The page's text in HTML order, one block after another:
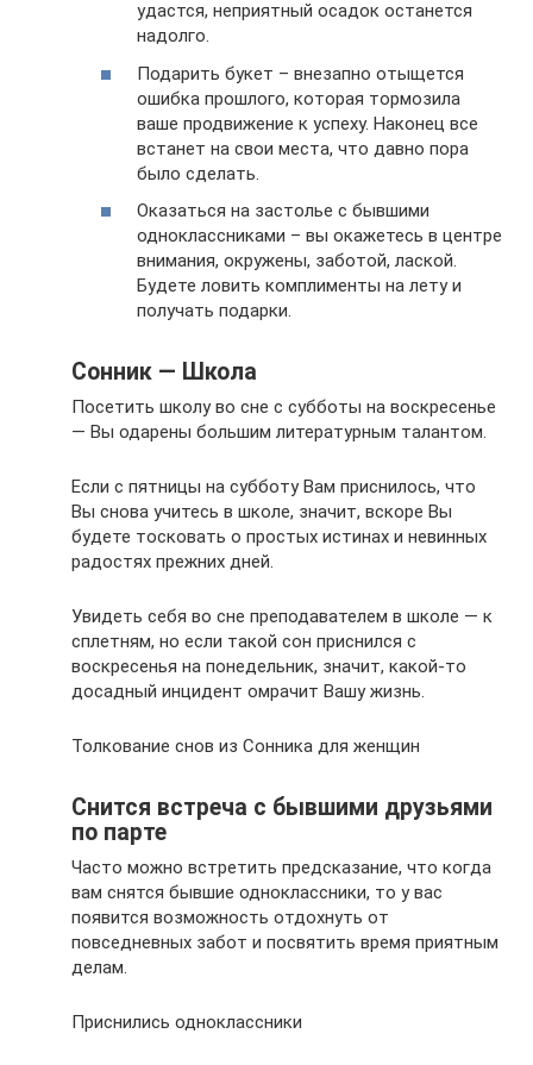
удастся, неприятный осадок останется
надолго.
Подарить букет – внезапно отыщется
ошибка прошлого, которая тормозила
ваше продвижение к успеху. Наконец все
встанет на свои места, что давно пора
было сделать.
Оказаться на застолье с бывшими
одноклассниками – вы окажетесь в центре
внимания, окружены, заботой, лаской.
Будете ловить комплименты на лету и
получать подарки.
Сонник — Школа
Посетить школу во сне с субботы на воскресенье
— Вы одарены большим литературным талантом.
Если с пятницы на субботу Вам приснилось, что
Вы снова учитесь в школе, значит, вскоре Вы
будете тосковать о простых истинах и невинных
радостях прежних дней.
Увидеть себя во сне преподавателем в школе — к
сплетням, но если такой сон приснился с
воскресенья на понедельник, значит, какой-то
досадный инцидент омрачит Вашу жизнь.
Толкование снов из Сонника для женщин
Снится встреча с бывшими друзьями
по парте
Часто можно встретить предсказание, что когда
вам снятся бывшие одноклассники, то у вас
появится возможность отдохнуть от
повседневных забот и посвятить время приятным
делам.
Приснились одноклассники